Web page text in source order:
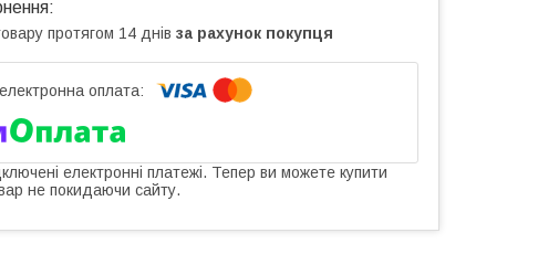
протягом 14 днів за рахунок покупця
електронні платежі. Тепер ви можете купити
не покидаючи сайту.